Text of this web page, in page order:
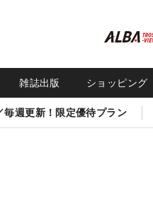
雑誌出版 ショッピング
毎週更新！限定優待プラン